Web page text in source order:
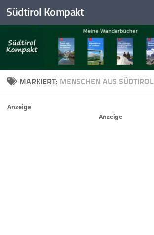
Skip to content
Südtirol Kompakt
MARKIERT: MENSCHEN AUS SÜDTIROL
Anzeige
Anzeige